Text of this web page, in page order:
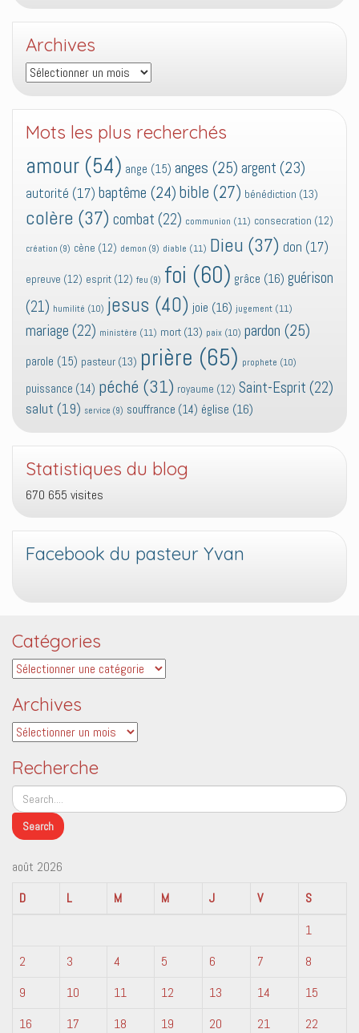
Archives
Archives
Mots les plus recherchés
amour (54) ange (15) anges (25) argent (23)
autorité (17) baptême (24) bible (27) bénédiction (13)
colère (37) combat (22) communion (11) consecration (12)
création (9) cène (12) demon (9) diable (11) Dieu (37) don (17)
epreuve (12) esprit (12) feu (9) foi (60) grâce (16) guérison
(21) humilité (10) jesus (40) joie (16) jugement (11)
mariage (22) ministère (11) mort (13) paix (10) pardon (25)
parole (15) pasteur (13) prière (65) prophete (10)
puissance (14) péché (31) royaume (12) Saint-Esprit (22)
salut (19) service (9) souffrance (14) église (16)
Statistiques du blog
670 655 visites
Facebook du pasteur Yvan
Catégories
Catégories
Archives
Archives
Recherche
août 2026
D
L M M J V
S
1
2
3 4 5 6 7
8
9
10 11 12 13 14
15
16
17 18 19 20 21
22